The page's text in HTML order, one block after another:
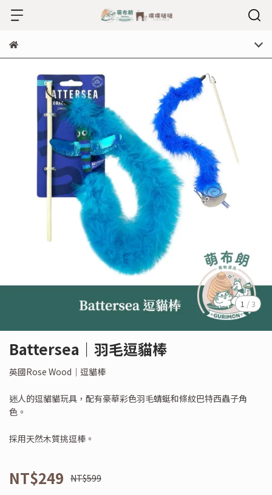
1 /3
Battersea｜羽毛逗貓棒
英國Rose Wood｜逗貓棒
迷人的逗貓貓玩具，配有豪華彩色羽毛蜻蜓和條紋巴特西蟲子角
色。
採用天然木質挑逗棒。
NT$249 NT$599